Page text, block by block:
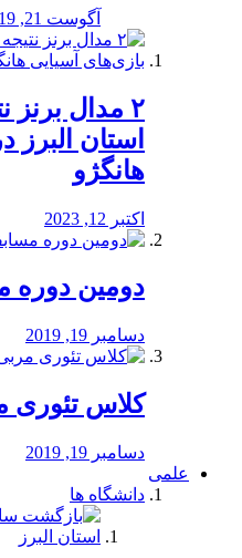
آگوست 21, 2019
استان البرز
هانگژو
اکتبر 12, 2023
دومین دوره
دسامبر 19, 2019
کلاس تئوری
دسامبر 19, 2019
علمی
دانشگاه ها